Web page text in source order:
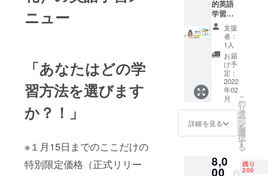
ニュー
「あなたはどの学
習方法を選びます
か？！」
※１月15日までのここだけの
特別限定価格（正式リリー
globa-
click.jp
）に希
望時間
をご連
絡して
くださ
い。 ・
土日ご
希望の
場合は
（info@
globa-
問い合
わせく
スコア
とミニ
解説つ
けてを
お送り
しま
す！
（各自
のパソ
コンで
の受
験。事
前に
ライン
にて解
初級者
から上
級者ま
で全レ
ベルに
対応 気
軽に英
語学習
ができ
て、最
初の
１ヶ月
目でリ
びてい
る方が
的英語
学習ア
プリ
HERO
１か月
間使い
放題＋
TOEIC
模擬テ
スト１
回と事
務局進
捗管理
サポー
ト付
（モニ
ター特
支援
者：
1人
お届
け予
定：
2022
年02
月
詳細を見る
こ
の
リ
タ
ー
ン
を
選
択
す
る
8,0
00 円
残り
200